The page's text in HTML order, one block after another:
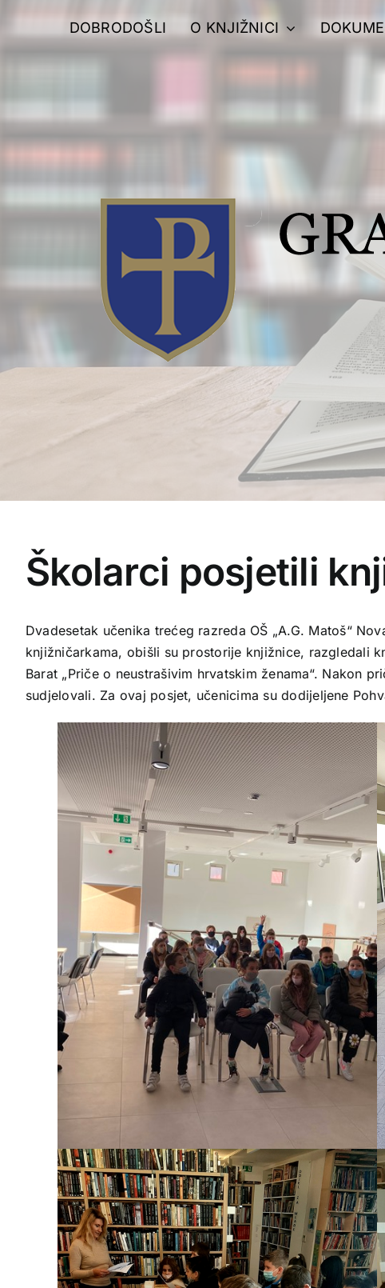
DOBRODOŠLI O KNJIŽNICI
Školarci posjetili
Dvadesetak učenika trećeg razreda OŠ „A.G. Matoš“
knjižničarkama, obišli su prostorije knjižnice, razgledali
Barat „Priče o neustrašivim hrvatskim ženama“. Nakon
sudjelovali. Za ovaj posjet, učenicima su dodijeljene